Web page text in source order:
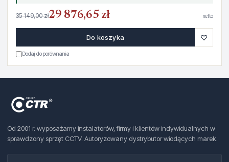
35 149,00 zł29 876,65 zł netto
Do koszyka ♡
Dodaj do porównania
Od 2001 r. wyposażamy instalatorów, firmy i klientów indywidualnych w
sprawdzony sprzęt CCTV. Autoryzowany dystrybutor wiodących marek.